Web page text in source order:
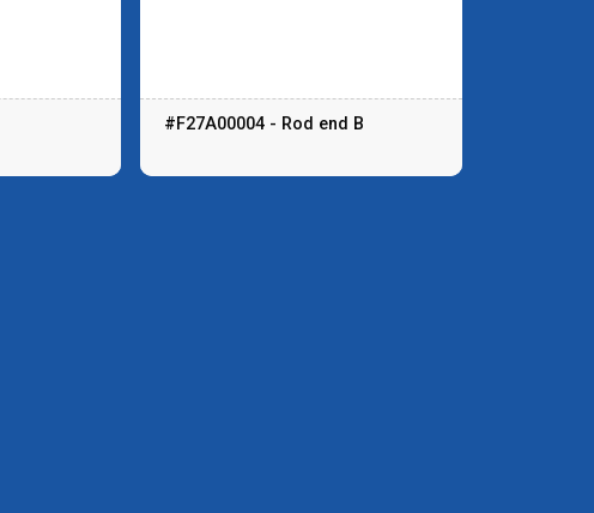
#F27A00004 - Rod end B